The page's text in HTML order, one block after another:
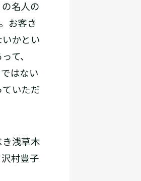
名人の
お客さ
かとい
て、
はない
いただ
浅草木
村豊子